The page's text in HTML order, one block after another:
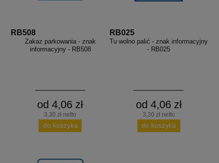
RB508
Zakaz parkowania - znak
informacyjny - RB508
od 4,06 zł
3,30 zł netto
do koszyka
RB025
Tu wolno palić - znak informacyjny
- RB025
od 4,06 zł
3,30 zł netto
do koszyka